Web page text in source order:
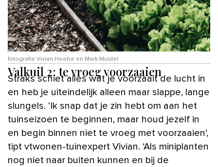
fotografie Vivian Hoebe en Mark Mulder
Valkuil 2: te vroeg voorzaaien
Straks schiet alles wat je voorzaait de lucht in
en heb je uiteindelijk alleen maar slappe, lange
slungels. ‘Ik snap dat je zin hebt om aan het
tuinseizoen te beginnen, maar houd jezelf in
en begin binnen niet te vroeg met voorzaaien’,
tipt vtwonen-tuinexpert Vivian. ‘Als miniplanten
nog niet naar buiten kunnen en bij de